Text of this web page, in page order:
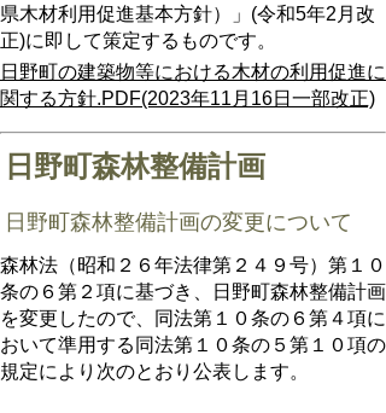
県木材利用促進基本方針）」(令和5年2月改
正)に即して策定するものです。
日野町の建築物等における木材の利用促進に
関する方針.PDF(2023年11月16日一部改正)
日野町森林整備計画
日野町森林整備計画の変更について
森林法（昭和２６年法律第２４９号）第１０
条の６第２項に基づき、日野町森林整備計画
を変更したので、同法第１０条の６第４項に
おいて準用する同法第１０条の５第１０項の
規定により次のとおり公表します。